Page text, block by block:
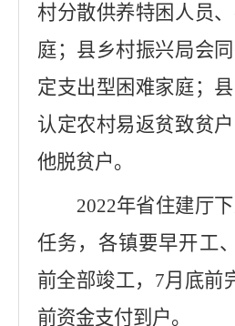
村分散供养特困人员
庭；县乡村振兴局会
定支出型困难家庭；
认定农村易返贫致贫
他脱贫户。
2022年省住建厅
任务，各镇要早开工
前全部竣工， 7月底前
前资金支付到户。